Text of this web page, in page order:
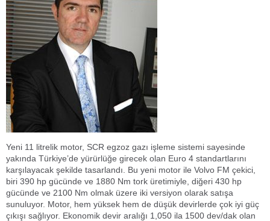
Yeni 11 litrelik motor, SCR egzoz gazı işleme sistemi sayesinde
yakında Türkiye’de yürürlüğe girecek olan Euro 4 standartlarını
karşılayacak şekilde tasarlandı. Bu yeni motor ile Volvo FM çekici,
biri 390 hp gücünde ve 1880 Nm tork üretimiyle, diğeri 430 hp
gücünde ve 2100 Nm olmak üzere iki versiyon olarak satışa
sunuluyor. Motor, hem yüksek hem de düşük devirlerde çok iyi güç
çıkışı sağlıyor. Ekonomik devir aralığı 1,050 ila 1500 dev/dak olan